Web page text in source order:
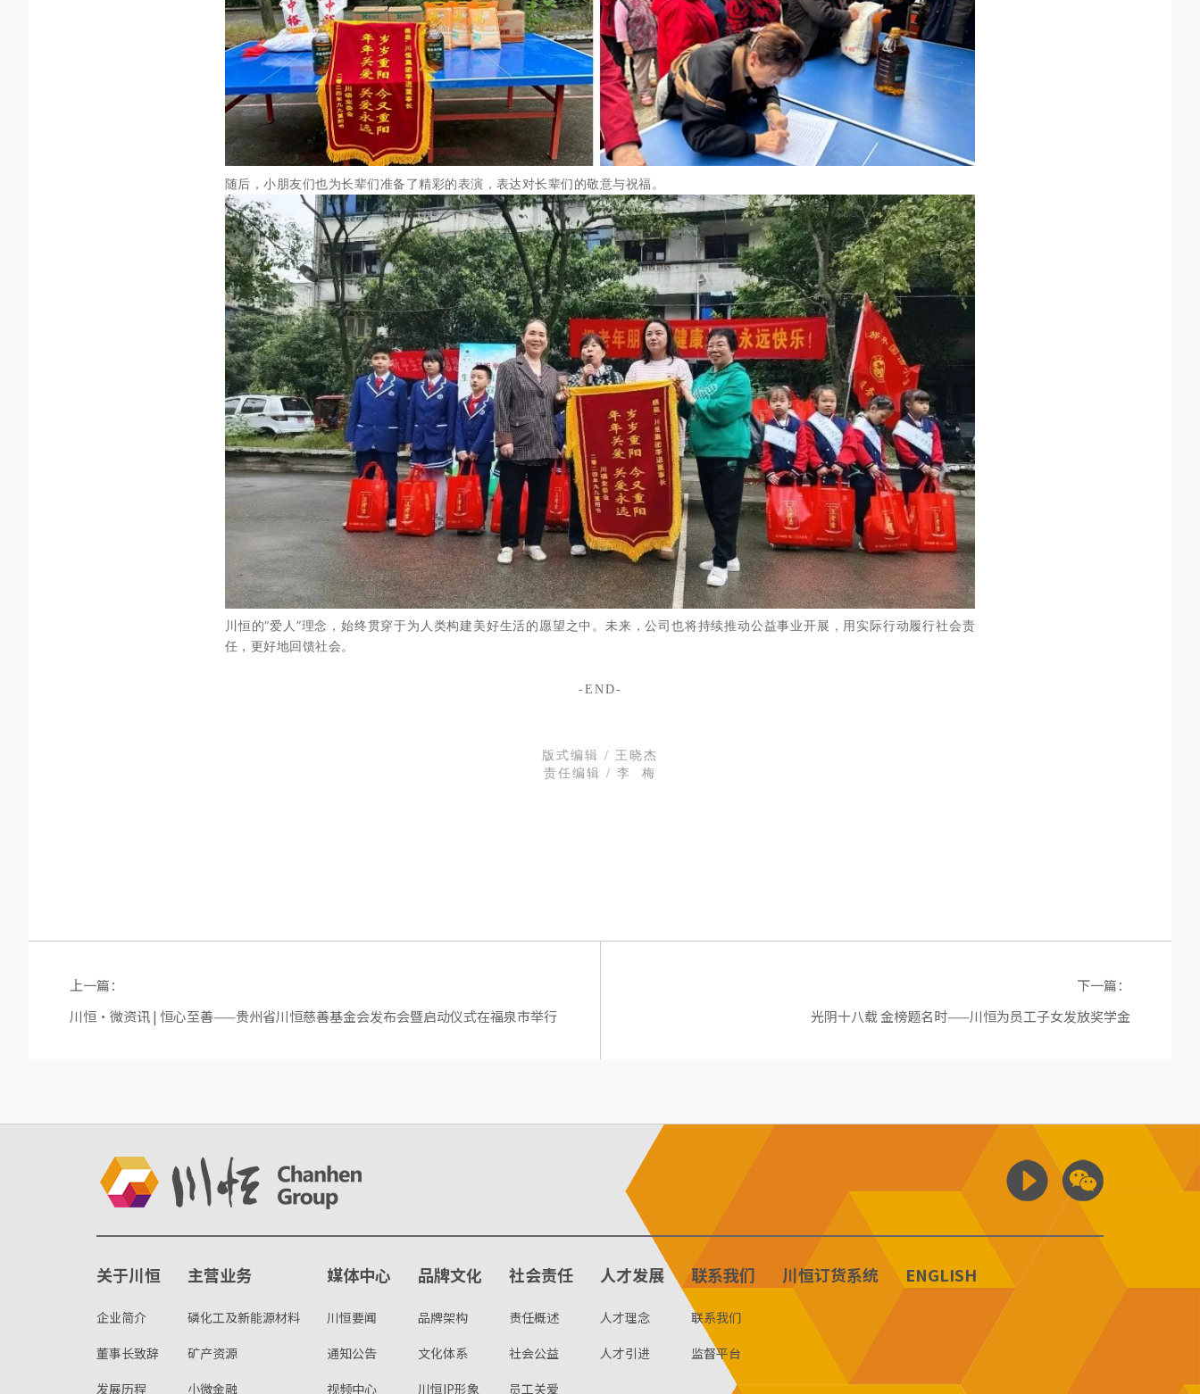
随后，小朋友们也为长辈们准备了精彩的表演，表达对长辈们的敬意与祝福。
川恒的“爱人”理念，始终贯穿于为人类构建美好生活的愿望之中。未来，公司也将持续推动公益事业开展，用实际行动履行社会责
任，更好地回馈社会。
-END-
版式编辑 / 王晓杰
责任编辑 / 李 梅
上一篇：
川恒·微资讯 | 恒心至善——贵州省川恒慈善基金会发布会暨启动仪式在福泉市举行
下一篇：
光阴十八载 金榜题名时——川恒为员工子女发放奖学金
关于川恒
企业简介
董事长致辞
发展历程
主营业务
磷化工及新能源材料
矿产资源
小微金融
媒体中心
川恒要闻
通知公告
视频中心
品牌文化
品牌架构
文化体系
川恒IP形象
社会责任
责任概述
社会公益
员工关爱
人才发展
人才理念
人才引进
联系我们
联系我们
监督平台
川恒订货系统 ENGLISH